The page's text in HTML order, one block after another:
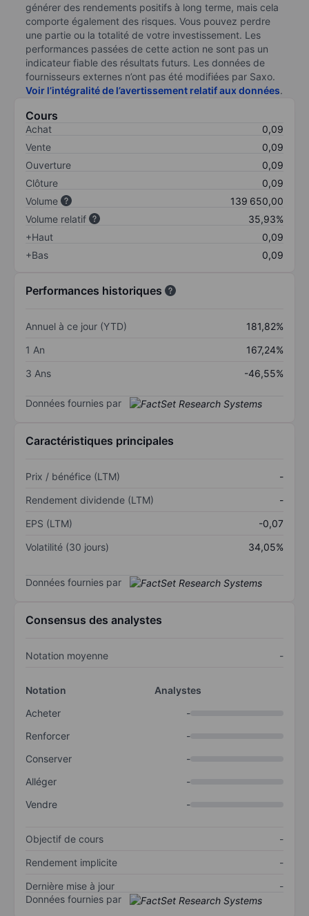
générer des rendements positifs à long terme, mais cela
comporte également des risques. Vous pouvez perdre
une partie ou la totalité de votre investissement. Les
performances passées de cette action ne sont pas un
indicateur fiable des résultats futurs. Les données de
fournisseurs externes n’ont pas été modifiées par Saxo.
Voir l’intégralité de l’avertissement relatif aux données.
Cours
Achat
0,09
Vente
0,09
Ouverture
0,09
Clôture
0,09
Volume
139 650,00
Volume relatif
35,93%
+Haut
0,09
+Bas
0,09
Performances historiques
Annuel à ce jour (YTD)
181,82%
1 An
167,24%
3 Ans
-46,55%
Données fournies par
Caractéristiques principales
Prix / bénéfice (LTM)
-
Rendement dividende (LTM)
-
EPS (LTM)
-0,07
Volatilité (30 jours)
34,05%
Données fournies par
Consensus des analystes
Notation moyenne -
Notation
Analystes
Acheter
-
Renforcer
-
Conserver
-
Alléger
-
Vendre
-
Objectif de cours
-
Rendement implicite
-
Dernière mise à jour
-
Données fournies par